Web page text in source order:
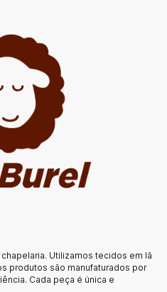
Utilizamos tecidos em lã
produtos são manufaturados por
Cada peça é única e